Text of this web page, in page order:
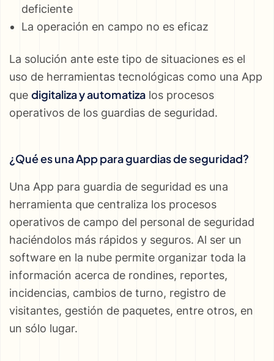
deficiente
La operación en campo no es eficaz
La solución ante este tipo de situaciones es el
uso de herramientas tecnológicas como una App
que digitaliza y automatiza los procesos
operativos de los guardias de seguridad.
¿Qué es una App para guardias de seguridad?
Una App para guardia de seguridad es una
herramienta que centraliza los procesos
operativos de campo del personal de seguridad
haciéndolos más rápidos y seguros. Al ser un
software en la nube permite organizar toda la
información acerca de rondines, reportes,
incidencias, cambios de turno, registro de
visitantes, gestión de paquetes, entre otros, en
un sólo lugar.